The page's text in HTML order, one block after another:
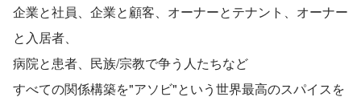
企業と社員、企業と顧客、オーナーとテナント、オーナー
と入居者、
病院と患者、民族/宗教で争う人たちなど
すべての関係構築を"アソビ"という世界最高のスパイスを